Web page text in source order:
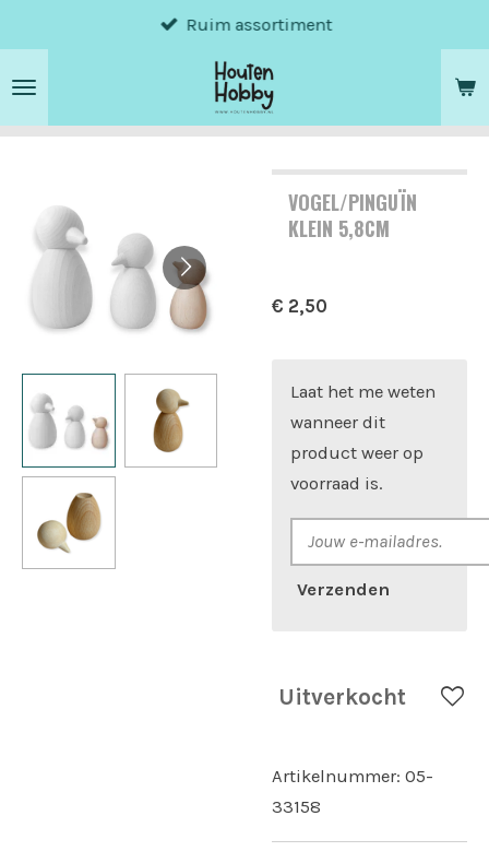
direct
naar
Ruim assortiment
VOGEL/PINGUÏN
KLEIN 5,8CM
€ 2,50
Laat het me weten
wanneer dit
product weer op
voorraad is.
Verzenden
Uitverkocht
Artikelnummer: 05-
33158